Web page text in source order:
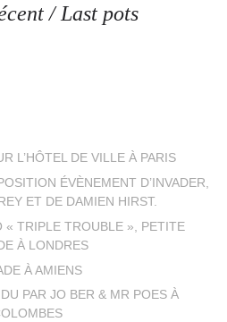
/ Last pots
L’HÔTEL DE VILLE À PARIS
ÉVÈNEMENT D’INVADER,
ET DE DAMIEN HIRST.
« TRIPLE TROUBLE », PETITE
À LONDRES
À AMIENS
PAR JO BER & MR POES À